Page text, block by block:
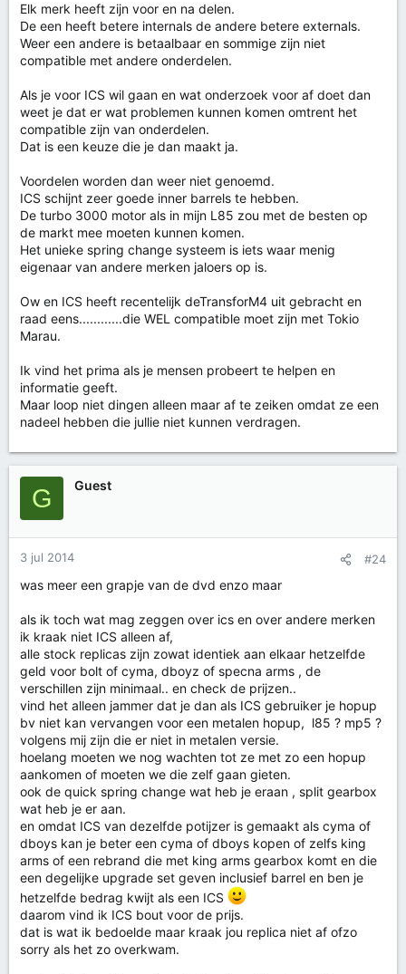
Elk merk heeft zijn voor en na delen.
De een heeft betere internals de andere betere externals.
Weer een andere is betaalbaar en sommige zijn niet
compatible met andere onderdelen.
Als je voor ICS wil gaan en wat onderzoek voor af doet dan
weet je dat er wat problemen kunnen komen omtrent het
compatible zijn van onderdelen.
Dat is een keuze die je dan maakt ja.
Voordelen worden dan weer niet genoemd.
ICS schijnt zeer goede inner barrels te hebben.
De turbo 3000 motor als in mijn L85 zou met de besten op
de markt mee moeten kunnen komen.
Het unieke spring change systeem is iets waar menig
eigenaar van andere merken jaloers op is.
Ow en ICS heeft recentelijk deTransforM4 uit gebracht en
raad eens............die WEL compatible moet zijn met Tokio
Marau.
Ik vind het prima als je mensen probeert te helpen en
informatie geeft.
Maar loop niet dingen alleen maar af te zeiken omdat ze een
nadeel hebben die jullie niet kunnen verdragen.
G Guest
3 jul 2014 #24
was meer een grapje van de dvd enzo maar
als ik toch wat mag zeggen over ics en over andere merken
ik kraak niet ICS alleen af,
alle stock replicas zijn zowat identiek aan elkaar hetzelfde
geld voor bolt of cyma, dboyz of specna arms , de
verschillen zijn minimaal.. en check de prijzen..
vind het alleen jammer dat je dan als ICS gebruiker je hopup
bv niet kan vervangen voor een metalen hopup, l85 ? mp5 ?
volgens mij zijn die er niet in metalen versie.
hoelang moeten we nog wachten tot ze met zo een hopup
aankomen of moeten we die zelf gaan gieten.
ook de quick spring change wat heb je eraan , split gearbox
wat heb je er aan.
en omdat ICS van dezelfde potijzer is gemaakt als cyma of
dboys kan je beter een cyma of dboys kopen of zelfs king
arms of een rebrand die met king arms gearbox komt en die
een degelijke upgrade set geven inclusief barrel en ben je
hetzelfde bedrag kwijt als een ICS
daarom vind ik ICS bout voor de prijs.
dat is wat ik bedoelde maar kraak jou replica niet af ofzo
sorry als het zo overkwam.